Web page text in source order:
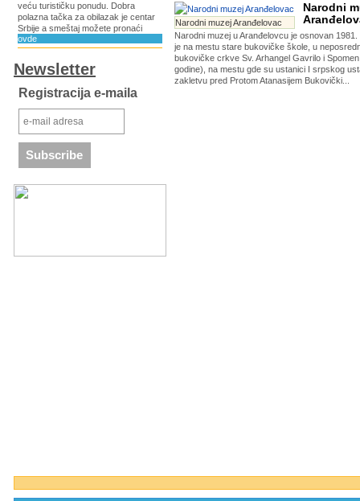
veću turističku ponudu. Dobra
polazna tačka za obilazak je centar
Srbije a smeštaj možete pronaći
ovde
Newsletter
Registracija e-maila
Narodni muzej Aranđelovac
Narodni
Narodni muzej u Aranđelovcu je osnovan
je na mestu stare bukovičke škole, u
bukovičke crkve Sv. Arhangel Gavrilo i
godine), na mestu gde su ustanici I srpskog
zakletvu pred Protom Atanasijem Bukovički...